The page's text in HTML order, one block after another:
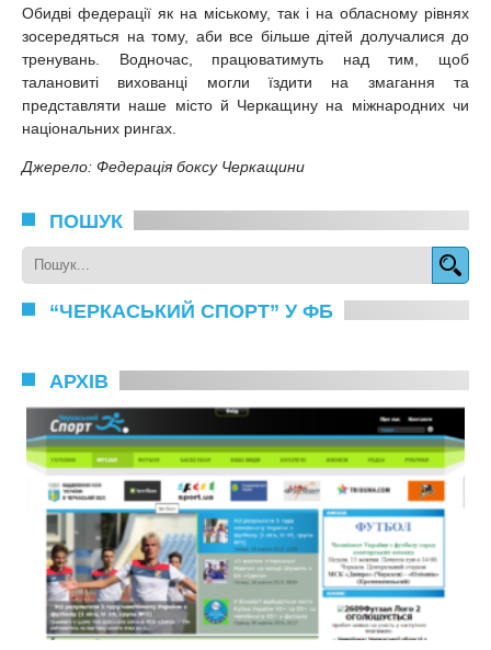
Обидві федерації як на міському, так і на обласному рівнях
зосередяться на тому, аби все більше дітей долучалися до
тренувань. Водночас, працюватимуть над тим, щоб
талановиті вихованці могли їздити на змагання та
представляти наше місто й Черкащину на міжнародних чи
національних рингах.
Джерело: Федерація боксу Черкащини
ПОШУК
“ЧЕРКАСЬКИЙ СПОРТ” У ФБ
АРХІВ